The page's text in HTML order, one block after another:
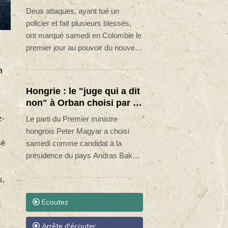
du président de la
Espriella au pouvoir
Deux attaques, ayant tué un
policier et fait plusieurs blessés,
ont marqué samedi en Colombie le
premier jour au pouvoir du nouveau
président Abelardo de la Espriella,
qui a promis des mesures
radicales pour lutter contre le crime
organisé.
Hongrie : le "juge qui a dit
non" à Orban choisi par le
camp Magyar pour devenir
président
Le parti du Premier ministre
hongrois Peter Magyar a choisi
samedi comme candidat à la
présidence du pays Andras Baka,
ancien président de la Cour
suprême qui avait été destitué par
l'ancien Premier ministre Viktor
Orban pour s'être opposé à lui.
Ecoutez
Arrête d'écouter